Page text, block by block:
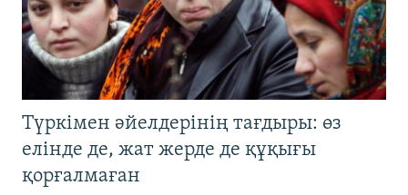
Түркімен әйелдерінің тағдыры: өз
елінде де, жат жерде де құқығы
қорғалмаған